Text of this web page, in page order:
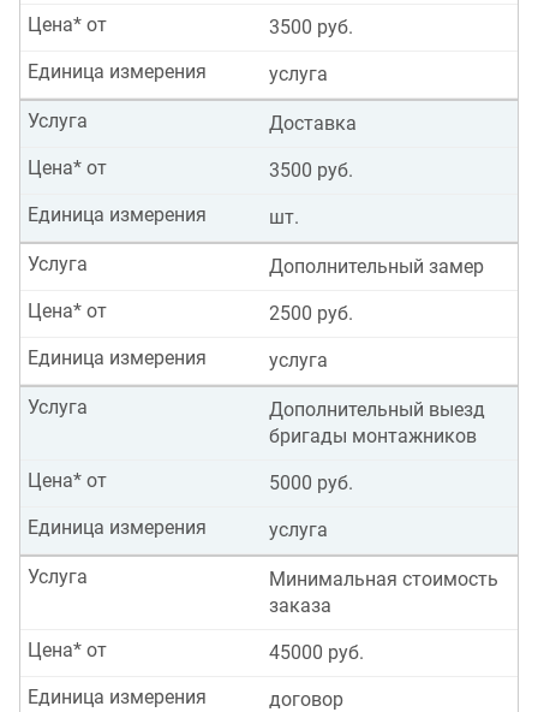
3500 руб.
Цена* от
услуга
Единица измерения
Доставка
Услуга
3500 руб.
Цена* от
шт.
Единица измерения
Дополнительный замер
Услуга
2500 руб.
Цена* от
услуга
Единица измерения
Дополнительный выезд
бригады монтажников
Услуга
5000 руб.
Цена* от
услуга
Единица измерения
Минимальная стоимость
заказа
Услуга
45000 руб.
Цена* от
договор
Единица измерения